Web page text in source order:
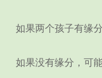
如果两个孩子有缘
如果没有缘分，可能